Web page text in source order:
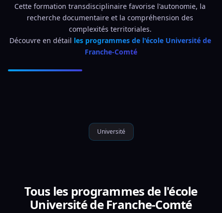
Cette formation transdisciplinaire favorise l'autonomie, la
recherche documentaire et la compréhension des
complexités territoriales.
Découvre en détail les programmes de l'école Université de
Franche-Comté
Université
Tous les programmes de l'école
Université de Franche-Comté